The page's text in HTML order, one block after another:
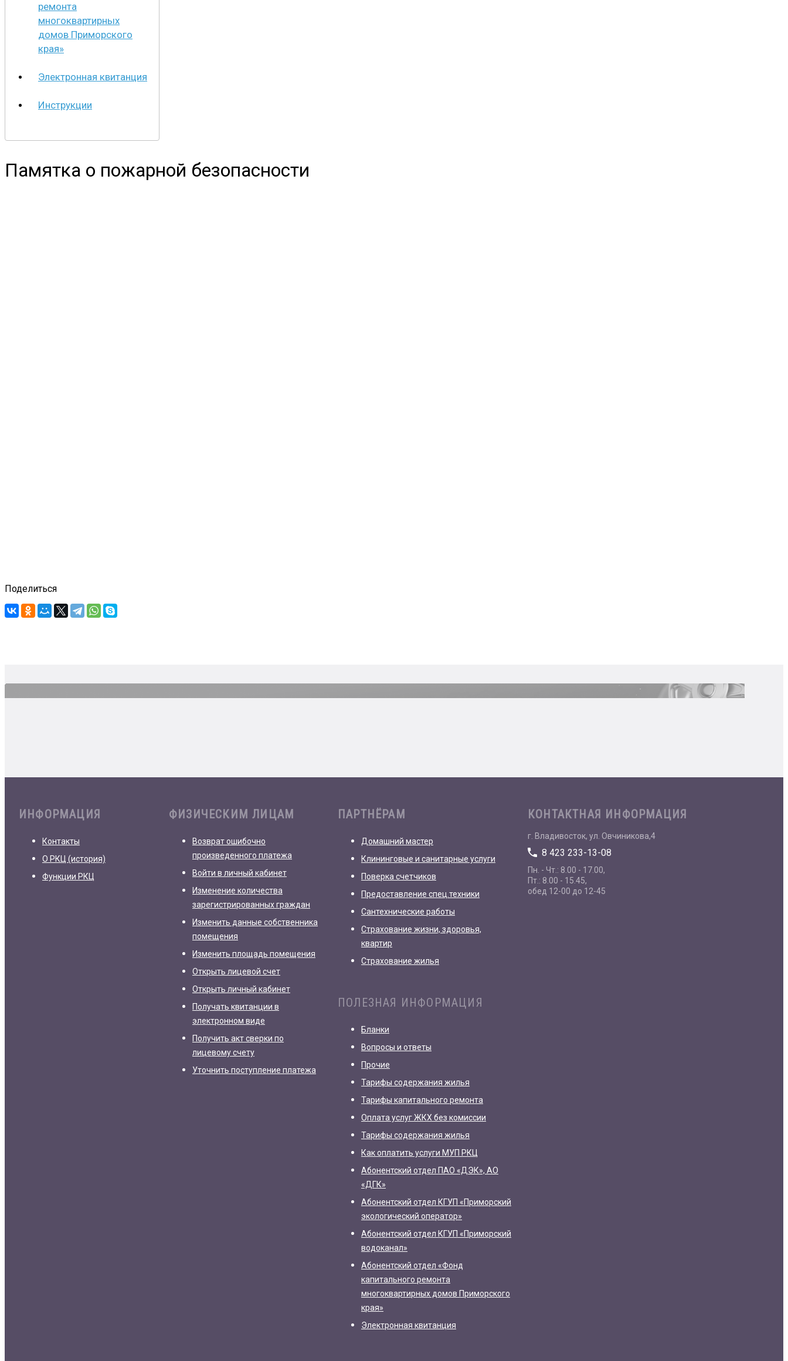
ремонта
многоквартирных
домов Приморского
края»
Электронная квитанция
Инструкции
Памятка о пожарной безопасности
Поделиться
ИНФОРМАЦИЯ
Контакты
О РКЦ (история)
Функции РКЦ
ФИЗИЧЕСКИМ ЛИЦАМ
Возврат ошибочно
произведенного платежа
Войти в личный кабинет
Изменение количества
зарегистрированных граждан
Изменить данные собственника
помещения
Изменить площадь помещения
Открыть лицевой счет
Открыть личный кабинет
Получать квитанции в
электронном виде
Получить акт сверки по
лицевому счету
Уточнить поступление платежа
ПАРТНЁРАМ
Домашний мастер
Клининговые и санитарные услуги
Поверка счетчиков
Предоставление спец.техники
Сантехнические работы
Страхование жизни, здоровья,
квартир
Страхование жилья
ПОЛЕЗНАЯ ИНФОРМАЦИЯ
Бланки
Вопросы и ответы
Прочие
Тарифы содержания жилья
Тарифы капитального ремонта
Оплата услуг ЖКХ без комиссии
Тарифы содержания жилья
Как оплатить услуги МУП РКЦ
Абонентский отдел ПАО «ДЭК», АО
«ДГК»
Абонентский отдел КГУП «Приморский
экологический оператор»
Абонентский отдел КГУП «Приморский
водоканал»
Абонентский отдел «Фонд
капитального ремонта
многоквартирных домов Приморского
края»
Электронная квитанция
КОНТАКТНАЯ ИНФОРМАЦИЯ
г. Владивосток, ул. Овчиникова,4
8 423 233-13-08
Пн. - Чт.: 8.00 - 17.00,
Пт.: 8.00 - 15.45,
обед 12-00 до 12-45